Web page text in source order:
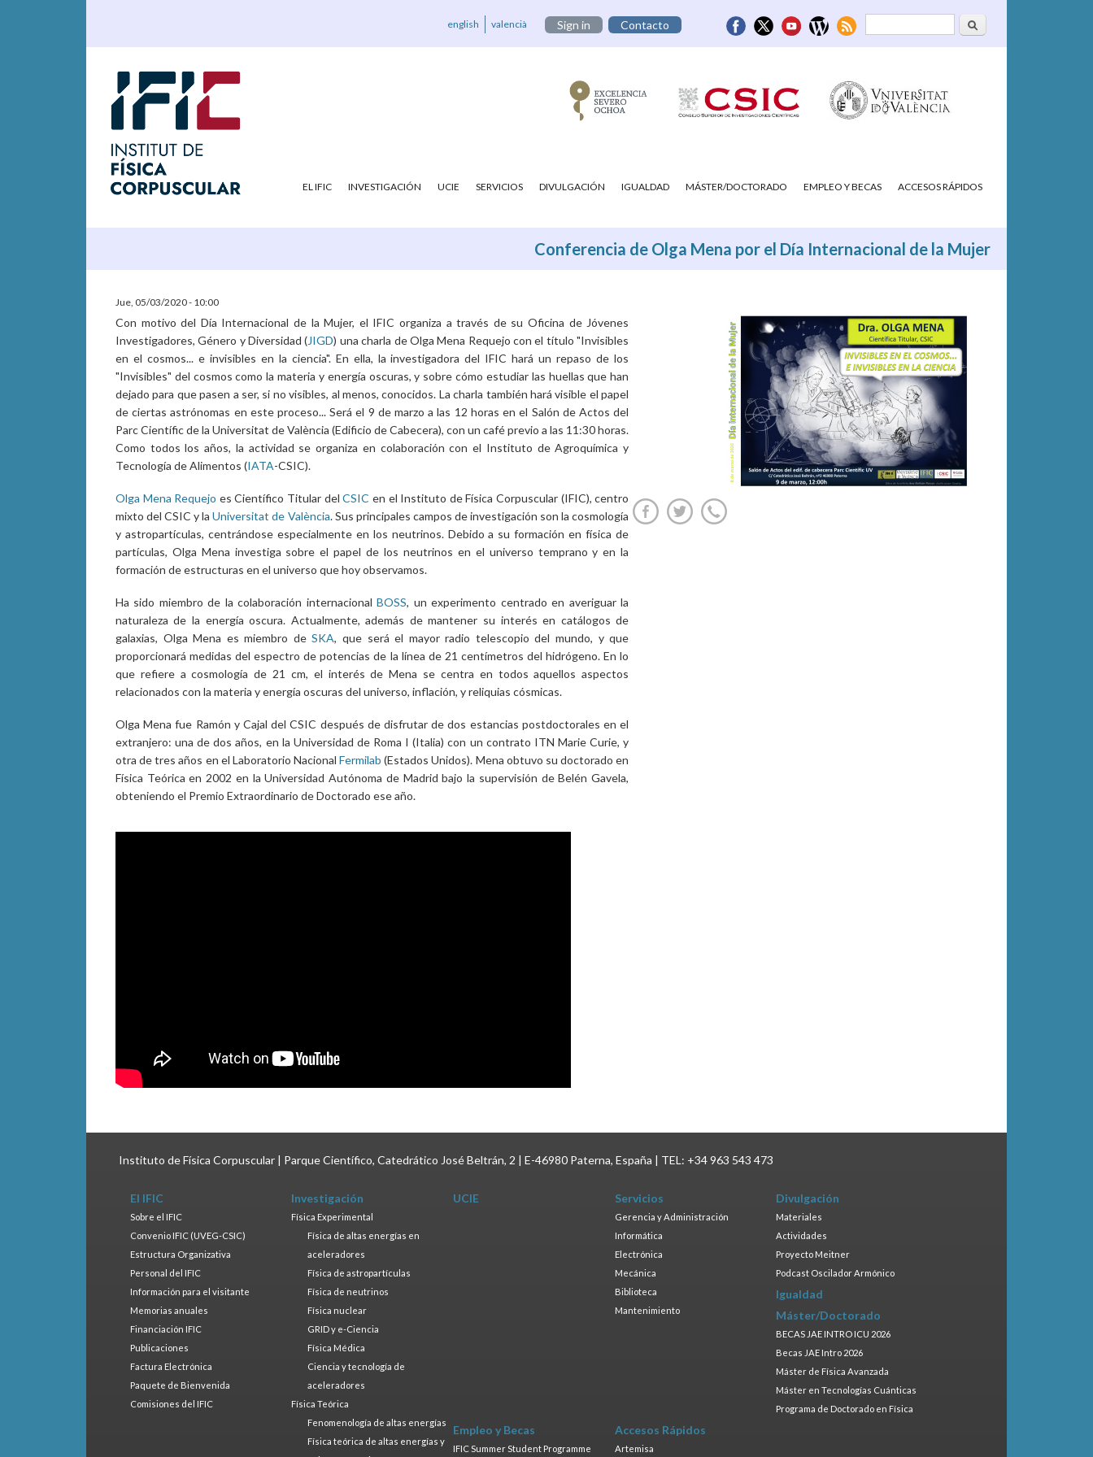
Formulario deBuscar
english valencià Sign in Contacto
EL IFIC INVESTIGACIÓN UCIE SERVICIOS DIVULGACIÓN IGUALDAD MÁSTER/DOCTORADO EMPLEO Y BECAS ACCESOS RÁPIDOS
Conferencia de Olga Mena por el Día Internacional de la Mujer
Jue, 05/03/2020 - 10:00
Con motivo del Día Internacional de la Mujer, el IFIC organiza a través de su Oficina de Jóvenes
Investigadores, Género y Diversidad (JIGD) una charla de Olga Mena Requejo con el título "Invisibles
en el cosmos... e invisibles en la ciencia". En ella, la investigadora del IFIC hará un repaso de los
"Invisibles" del cosmos como la materia y energía oscuras, y sobre cómo estudiar las huellas que han
dejado para que pasen a ser, si no visibles, al menos, conocidos. La charla también hará visible el papel
de ciertas astrónomas en este proceso... Será el 9 de marzo a las 12 horas en el Salón de Actos del
Parc Científic de la Universitat de València (Edificio de Cabecera), con un café previo a las 11:30 horas.
Como todos los años, la actividad se organiza en colaboración con el Instituto de Agroquímica y
Tecnología de Alimentos (IATA-CSIC).
Olga Mena Requejo es Científico Titular delCSIC en el Instituto de Física Corpuscular (IFIC), centro
mixto del CSIC y laUniversitat de València. Sus principales campos de investigación son la cosmología
y astropartículas, centrándose especialmente en los neutrinos. Debido a su formación en física de
partículas, Olga Mena investiga sobre el papel de los neutrinos en el universo temprano y en la
formación de estructuras en el universo que hoy observamos.
Ha sido miembro de la colaboración internacionalBOSS, un experimento centrado en averiguar la
naturaleza de la energía oscura. Actualmente, además de mantener su interés en catálogos de
galaxias, Olga Mena es miembro deSKA, que será el mayor radio telescopio del mundo, y que
proporcionará medidas del espectro de potencias de la línea de 21 centímetros del hidrógeno. En lo
que refiere a cosmología de 21 cm, el interés de Mena se centra en todos aquellos aspectos
relacionados con la materia y energía oscuras del universo, inflación, y reliquias cósmicas.
Olga Mena fue Ramón y Cajal del CSIC después de disfrutar de dos estancias postdoctorales en el
extranjero: una de dos años, en la Universidad de Roma I (Italia) con un contrato ITN Marie Curie, y
otra de tres años en el Laboratorio NacionalFermilab(Estados Unidos). Mena obtuvo su doctorado en
Física Teórica en 2002 en la Universidad Autónoma de Madrid bajo la supervisión de Belén Gavela,
obteniendo el Premio Extraordinario de Doctorado ese año.
Instituto de Física Corpuscular | Parque Científico, Catedrático José Beltrán, 2 | E-46980 Paterna, España | TEL: +34 963 543 473
El IFIC
Sobre el IFIC
Convenio IFIC (UVEG-CSIC)
Estructura Organizativa
Personal del IFIC
Información para el visitante
Memorias anuales
Financiación IFIC
Publicaciones
Factura Electrónica
Paquete de Bienvenida
Comisiones del IFIC
Investigación
Física Experimental
Física de altas energías en
aceleradores
Física de astropartículas
Física de neutrinos
Física nuclear
GRID y e-Ciencia
Física Médica
Ciencia y tecnología de
aceleradores
Física Teórica
Fenomenología de altas energías
Física teórica de altas energías y
UCIE Servicios
Gerencia y Administración
Informática
Electrónica
Mecánica
Biblioteca
Mantenimiento
Divulgación
Materiales
Actividades
Proyecto Meitner
Podcast Oscilador Armónico
Igualdad
Máster/Doctorado
BECAS JAE INTRO ICU 2026
Becas JAE Intro 2026
Máster de Física Avanzada
Máster en Tecnologías Cuánticas
Programa de Doctorado en Física
Empleo y Becas
IFIC Summer Student Programme
Accesos Rápidos
Artemisa